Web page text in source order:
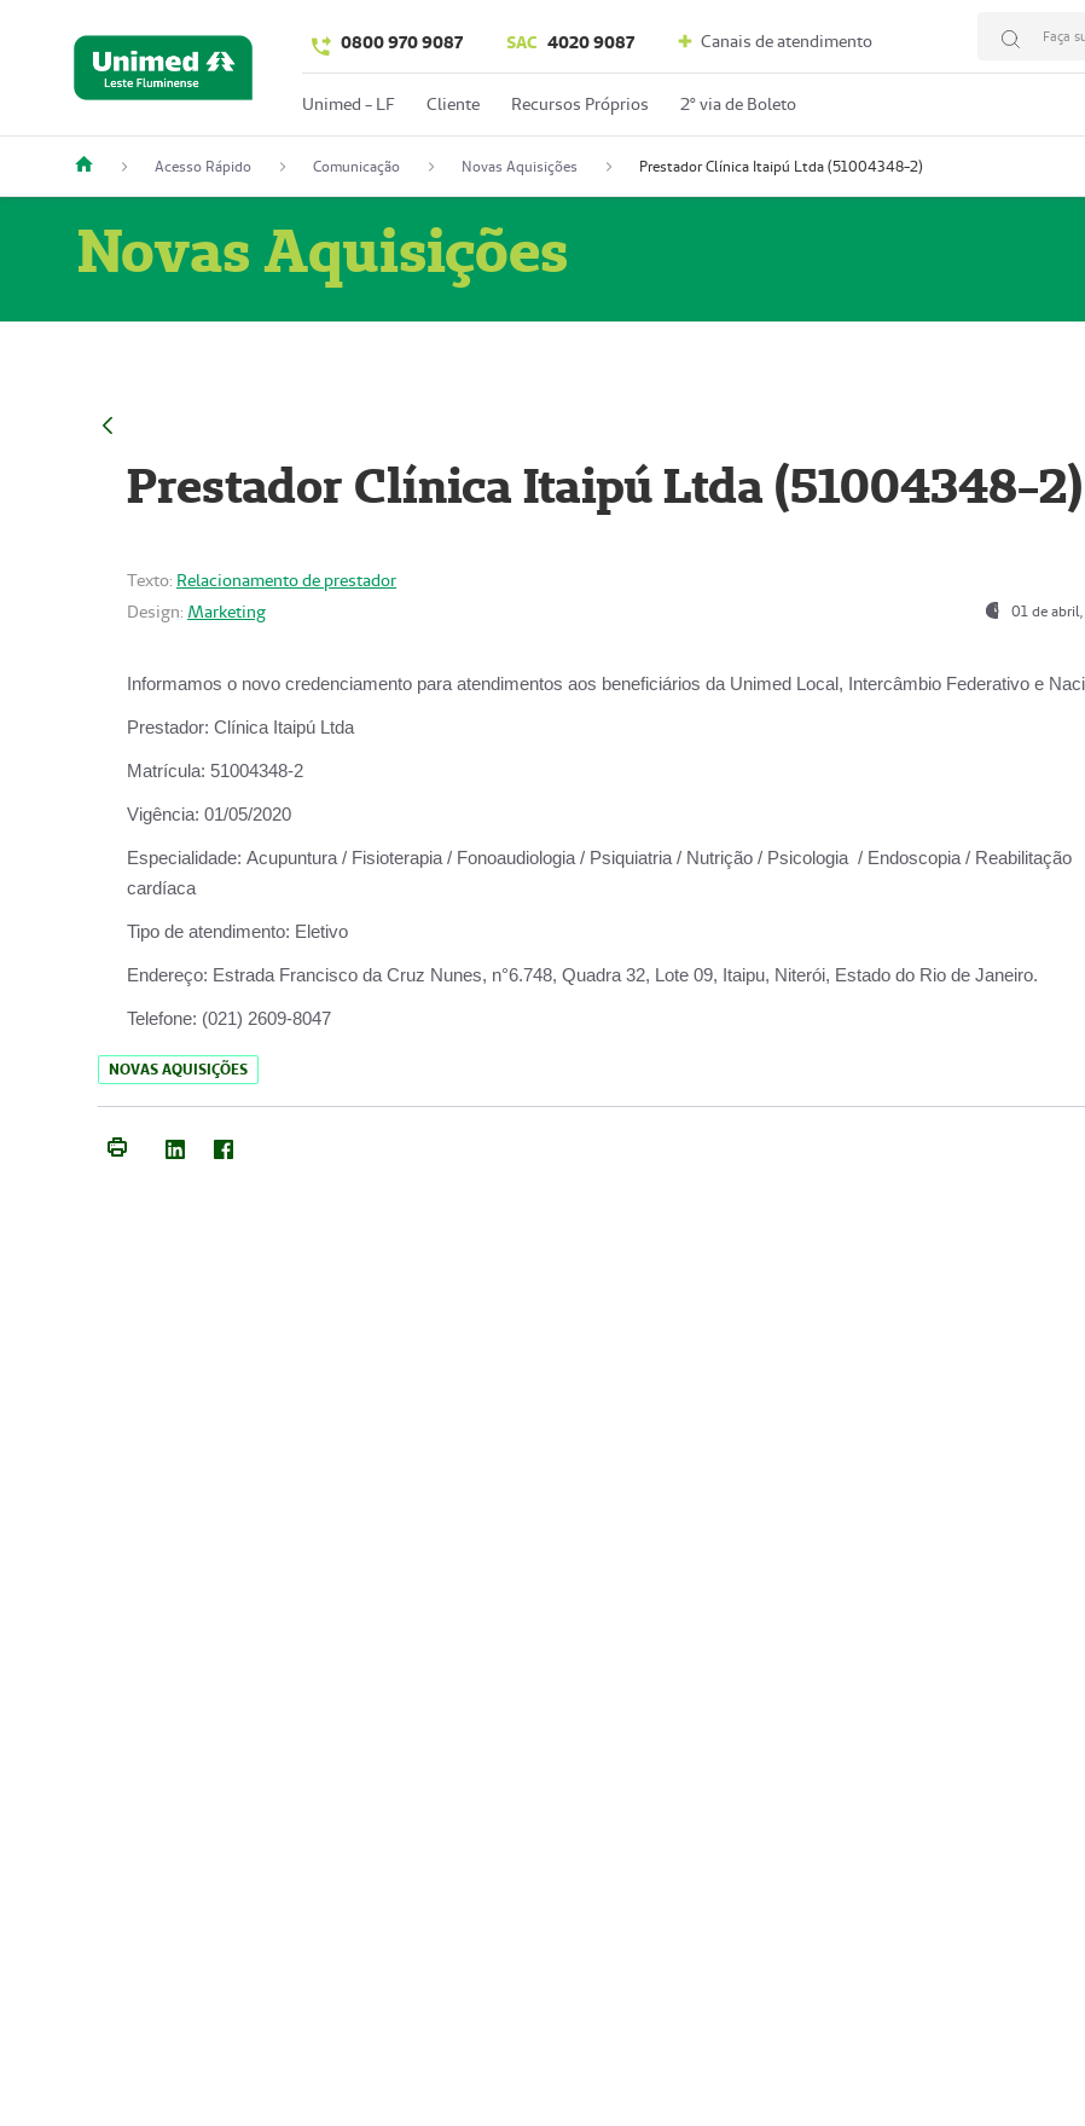
0800 970 9087 SAC 4020 9087 Canais de atendimento Faça
Unimed - LF Cliente Recursos Próprios 2º via de Boleto
Acesso Rápido Comunicação Novas Aquisições Prestador Clínica Itaipú Ltda (51004348-2)
Novas Aquisições
Prestador Clínica Itaipú Ltda (51004348-2)
Texto: Relacionamento de prestador
Design: Marketing 01 de
Informamos o novo credenciamento para atendimentos aos beneficiários da Unimed Local, Intercâmbio Federativo e
Prestador: Clínica Itaipú Ltda
Matrícula: 51004348-2
Vigência: 01/05/2020
Especialidade: Acupuntura / Fisioterapia / Fonoaudiologia / Psiquiatria / Nutrição / Psicologia / Endoscopia / Reabilitação
cardíaca
Tipo de atendimento: Eletivo
Endereço: Estrada Francisco da Cruz Nunes, n°6.748, Quadra 32, Lote 09, Itaipu, Niterói, Estado do Rio de Janeiro.
Telefone: (021) 2609-8047
NOVAS AQUISIÇÕES